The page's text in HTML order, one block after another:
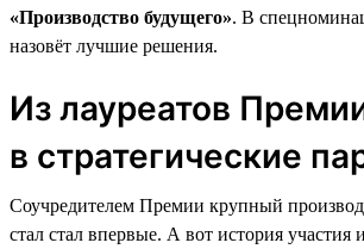
«Производство будущего». В
назовёт лучшие решения.
Из лауреатов
в стратегические
Соучредителем Премии крупный
стал стал впервые. А вот история участия